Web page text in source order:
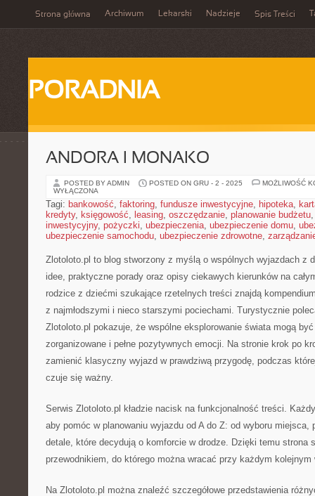
Strona główna Archiwum Lekarski Nadzieje Spis Treści
PORADNIA
ANDORA I MONAKO
POSTED BY ADMIN POSTED ON GRU - 2 - 2025
MOŻLIWOŚĆ
WYŁĄCZONA
Tagi: bankowość, faktoring, fundusze inwestycyjne, hipoteka,
kredyty, księgowość, leasing, oszczędzanie, planowanie budżetu
inwestycyjny, pożyczki, ubezpieczenia, ubezpieczenie domu,
ubezpieczenie samochodu, ubezpieczenie zdrowotne,
Zlotoloto.pl to blog stworzony z myślą o wspólnych wyjazdach z
idee, praktyczne porady oraz opisy ciekawych kierunków na
rodzice z dziećmi szukające rzetelnych treści znajdą
z najmłodszymi i nieco starszymi pociechami. Turystycznie
Zlotoloto.pl pokazuje, że wspólne eksplorowanie świata mogą być
zorganizowane i pełne pozytywnych emocji. Na stronie krok po
zamienić klasyczny wyjazd w prawdziwą przygodę, podczas
czuje się ważny.
Serwis Zlotoloto.pl kładzie nacisk na funkcjonalność treści.
aby pomóc w planowaniu wyjazdu od A do Z: od wyboru miejsca,
detale, które decydują o komforcie w drodze. Dzięki temu strona
przewodnikiem, do którego można wracać przy każdym kolejnym
Na Zlotoloto.pl można znaleźć szczegółowe przedstawienia